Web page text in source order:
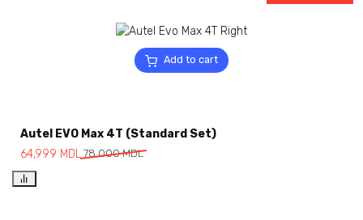
Add to cart
Autel EVO Max 4T (Standard Set)
78,000MDL
64,999 MDL